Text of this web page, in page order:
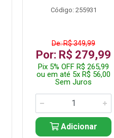
Código: 255931
De: R$ 349,99
Por: R$ 279,99
Pix 5% OFF R$ 265,99
ou em até 5x R$ 56,00
Sem Juros
Adicionar